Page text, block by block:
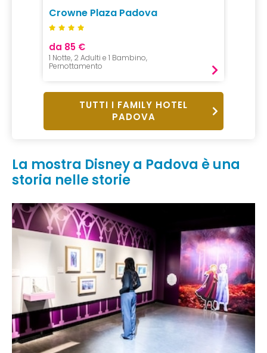
Crowne Plaza Padova
da 85 €
1 Notte, 2 Adulti e 1 Bambino,
Pernottamento
TUTTI I FAMILY HOTEL
PADOVA
La mostra Disney a Padova è una
storia nelle storie